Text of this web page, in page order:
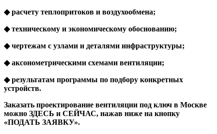
◆ расчету теплопритоков и воздухообмена;
◆ техническому и экономическому обоснованию;
◆ чертежам с узлами и деталями инфраструктуры;
◆ аксонометрическими схемами вентиляции;
◆ результатам программы по подбору конкретных
устройств.
Заказать проектирование вентиляции под ключ в Москве
можно ЗДЕСЬ и СЕЙЧАС, нажав ниже на кнопку
«ПОДАТЬ ЗАЯВКУ».